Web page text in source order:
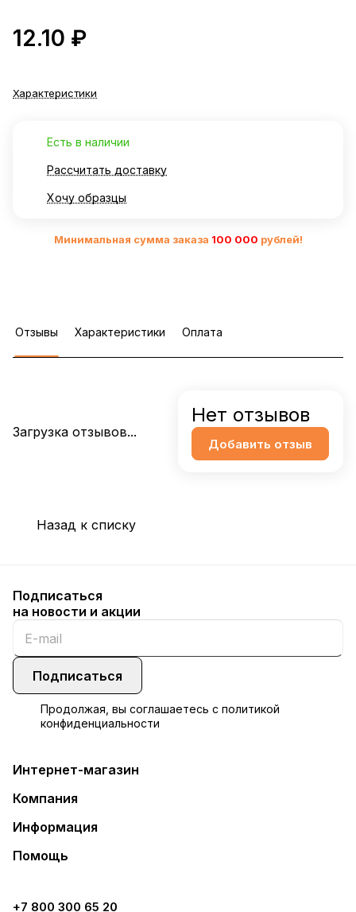
12.10 ₽
Характеристики
Есть в наличии
Рассчитать доставку
Хочу образцы
Минимальная сумма заказа 100 000 рублей!
Отзывы Характеристики Оплата
Загрузка отзывов...
Нет отзывов
Добавить отзыв
Назад к списку
Подписаться
на новости и акции
Подписаться
Продолжая, вы соглашаетесь с политикой
конфиденциальности
Интернет-магазин
Компания
Информация
Помощь
+7 800 300 65 20